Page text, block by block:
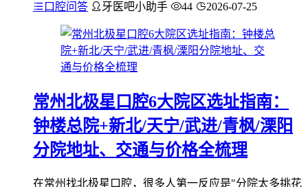
口腔问答 牙医吧小助手 44 2026-07-25
常州北极星口腔6大院区选址指南：
钟楼总院+新北/天宁/武进/青枫/溧阳
分院地址、交通与价格全梳理
在常州找北极星口腔，很多人第一反应是"分院太多挑花